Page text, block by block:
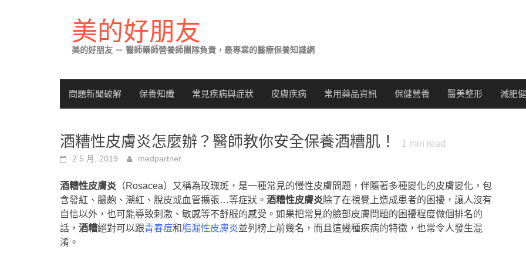
美的好朋友
美的好朋友 － 醫師藥師營養師團隊負責，最專業的醫療保養知識網
問題新聞破解 保養知識 常見疾病與症狀 皮膚疾病 常用藥品資訊 保健營養 醫美整形 減肥
酒糟性皮膚炎怎麼辦？醫師教你安全保養酒糟肌！ 1 min read
2 5 月, 2019 medpartner
酒糟性皮膚炎 （Rosacea）又稱為玫瑰斑，是一種常見的慢性皮膚問題，伴隨著多種變化的皮膚變化，包
含發紅、膿皰、潮紅、脫皮或血管擴張…等症狀。 酒糟性皮膚炎除了在視覺上造成患者的困擾，讓人沒有
自信以外，也可能導致刺激、敏感等不舒服的感受。如果把常見的臉部皮膚問題的困擾程度做個排名的
話， 酒糟絕對可以跟青春痘和脂漏性皮膚炎並列榜上前幾名，而且這幾種疾病的特徵，也常令人發生混
淆。